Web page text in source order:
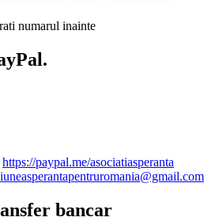
numarul inainte
https://paypal.me/asociatiasperanta
bancar